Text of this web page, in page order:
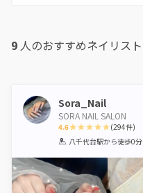
9 人のおすすめネイリスト
Sora_Nail
SORA NAIL SALON
4.6
1 2 3 4 5
(294件)
八千代台駅から徒歩0分